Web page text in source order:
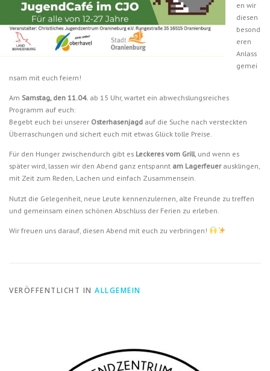
en wir
diesen
besond
eren
Anlass
gemei
nsam mit euch feiern!
Am Samstag, den 11.04. ab 15 Uhr, wartet ein abwechslungsreiches
Programm auf euch:
Begebt euch bei unserer Osterhasenjagd auf die Suche nach versteckten
Überraschungen und sichert euch mit etwas Glück tolle Preise.
Für den Hunger zwischendurch gibt es Leckeres vom Grill, und wenn es
später wird, lassen wir den Abend ganz entspannt am Lagerfeuerausklingen,
mit Zeit zum Reden, Lachen und einfach Zusammensein.
Nutzt die Gelegenheit, neue Leute kennenzulernen, alte Freunde zu treffen
und gemeinsam einen schönen Abschluss der Ferien zu erleben.
Wir freuen uns darauf, diesen Abend mit euch zu verbringen!
VERÖFFENTLICHT IN ALLGEMEIN